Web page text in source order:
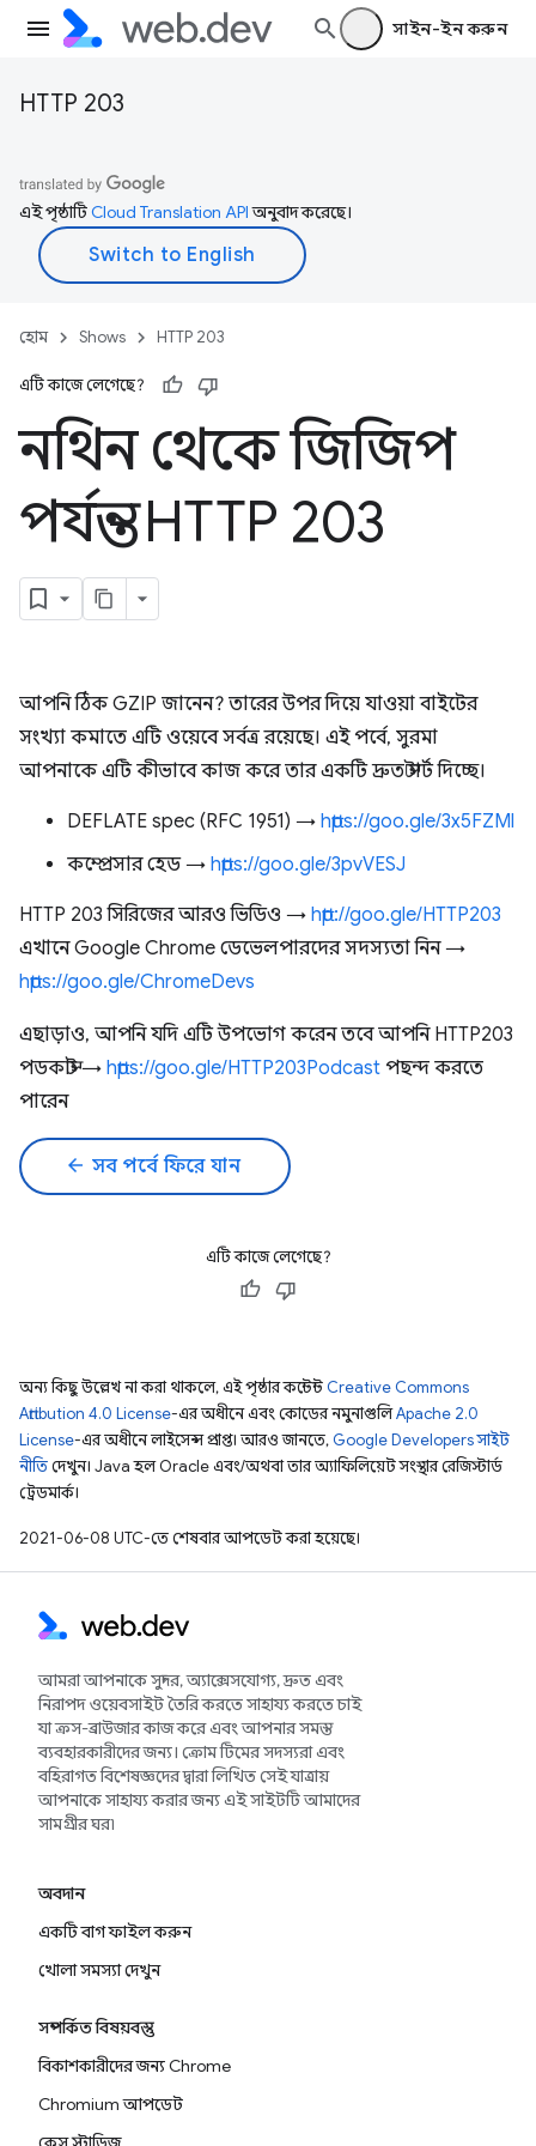
সাইন-ইন করুন
HTTP 203
এই পৃষ্ঠাটিCloud Translation APIঅনুবাদ করেছে।
হোম Shows HTTP 203
এটি কাজে লেগেছে?
নথিন থেকে জিজিপ
পর্যন্ত - HTTP 203
আপনি ঠিক GZIP জানেন? তারের উপর দিয়ে যাওয়া বাইটের
সংখ্যা কমাতে এটি ওয়েবে সর্বত্র রয়েছে। এই পর্বে, সুরমা
আপনাকে এটি কীভাবে কাজ করে তার একটি দ্রুত স্টার্ট দিচ্ছে।
DEFLATE spec (RFC 1951) → https://goo.gle/3x5FZMl
কম্প্রেসার হেড → https://goo.gle/3pvVESJ
HTTP 203 সিরিজের আরও ভিডিও → http://goo.gle/HTTP203
এখানে Google Chrome ডেভেলপারদের সদস্যতা নিন →
https://goo.gle/ChromeDevs
এছাড়াও, আপনি যদি এটি উপভোগ করেন তবে আপনি HTTP203
পডকাস্ট → https://goo.gle/HTTP203Podcast পছন্দ করতে
পারেন
arrow_back সব পর্বে ফিরে যান
এটি কাজে লেগেছে?
অন্য কিছু উল্লেখ না করা থাকলে, এই পৃষ্ঠার কন্টেন্ট Creative Commons
Attribution 4.0 License-এর অধীনে এবং কোডের নমুনাগুলিApache 2.0
License-এর অধীনে লাইসেন্স প্রাপ্ত। আরও জানতে, Google Developers সাইট
নীতিদেখুন। Java হল Oracle এবং/অথবা তার অ্যাফিলিয়েট সংস্থার রেজিস্টার্ড
ট্রেডমার্ক।
2021-06-08 UTC-তে শেষবার আপডেট করা হয়েছে।
আমরা আপনাকে সুন্দর, অ্যাক্সেসযোগ্য, দ্রুত এবং
নিরাপদ ওয়েবসাইট তৈরি করতে সাহায্য করতে চাই
যা ক্রস-ব্রাউজার কাজ করে এবং আপনার সমস্ত
ব্যবহারকারীদের জন্য। ক্রোম টিমের সদস্যরা এবং
বহিরাগত বিশেষজ্ঞদের দ্বারা লিখিত সেই যাত্রায়
আপনাকে সাহায্য করার জন্য এই সাইটটি আমাদের
সামগ্রীর ঘর৷
অবদান
একটি বাগ ফাইল করুন
খোলা সমস্যা দেখুন
সম্পর্কিত বিষয়বস্তু
বিকাশকারীদের জন্য Chrome
Chromium আপডেট